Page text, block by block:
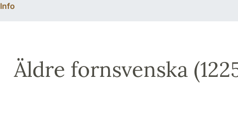
Info
Äldre fornsvenska